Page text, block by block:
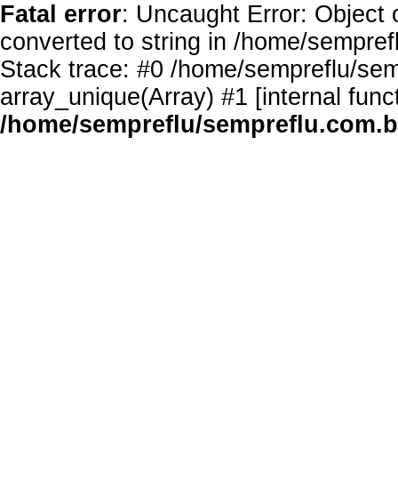
Fatal error: Uncaught Error: Object
converted to string in /home/
Stack trace: #0 /home/sempreflu/
array_unique(Array) #1 [internal
/home/sempreflu/